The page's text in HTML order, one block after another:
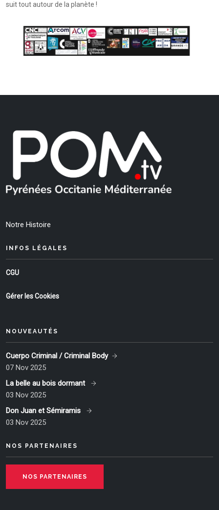
suit tout autour de la planète !
Notre Histoire
INFOS LÉGALES
CGU
Gérer les Cookies
NOUVEAUTÉS
Cuerpo Criminal / Criminal Body
07 Nov 2025
La belle au bois dormant
03 Nov 2025
Don Juan et Sémiramis
03 Nov 2025
NOS PARTENAIRES
NOS PARTENAIRES